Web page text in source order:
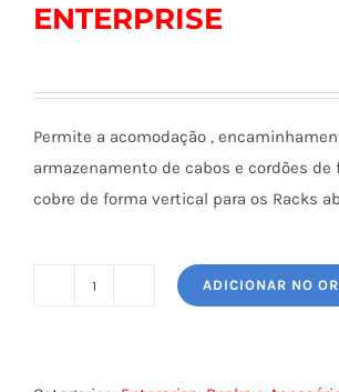
ENTERPRISE
Permite a acomodação ,
armazenamento de cabos e cordões
cobre de forma vertical para os Racks
ADICIONAR NO